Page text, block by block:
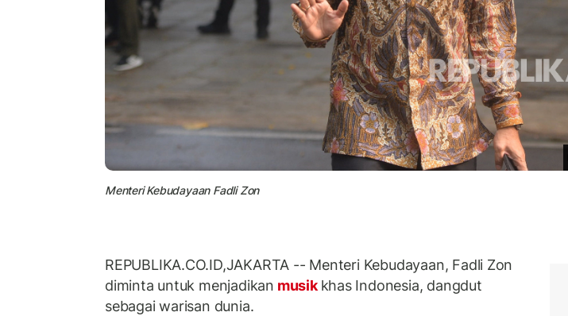
Menteri Kebudayaan Fadli Zon
REPUBLIKA.CO.ID,JAKARTA -- Menteri Kebudayaan, Fadli Zon
diminta untuk menjadikan musik khas Indonesia, dangdut
sebagai warisan dunia.